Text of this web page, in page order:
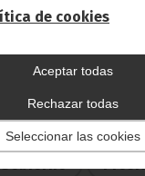
de cookies
Aceptar todas
Rechazar todas
Seleccionar las cookies
Nacional de
aquí para escuchar ahora
Gobierno